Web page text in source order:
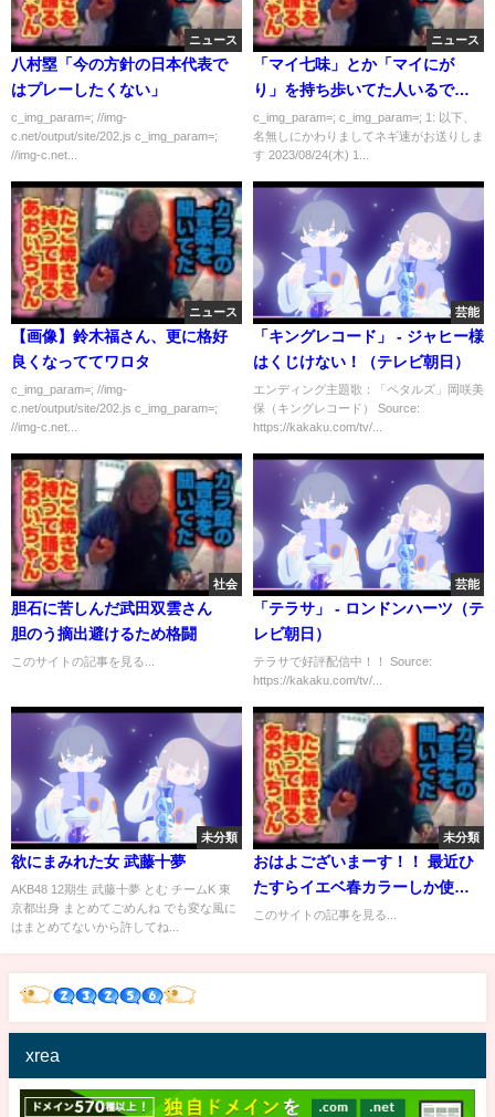
ニュース
八村塁「今の方針の日本代表で
はプレーしたくない」
c_img_param=; //img-
c.net/output/site/202.js c_img_param=;
//img-c.net...
ニュース
「マイ七味」とか「マイにが
り」を持ち歩いてた人いるでし
ょ
c_img_param=; c_img_param=; 1: 以下、
名無しにかわりましてネギ速がお送りしま
す 2023/08/24(木) 1...
ニュース
【画像】鈴木福さん、更に格好
良くなっててワロタ
c_img_param=; //img-
c.net/output/site/202.js c_img_param=;
//img-c.net...
芸能
「キングレコード」 - ジャヒー様
はくじけない！（テレビ朝日）
エンディング主題歌：「ペタルズ」岡咲美
保（キングレコード） Source:
https://kakaku.com/tv/...
社会
胆石に苦しんだ武田双雲さん
胆のう摘出避けるため格闘
このサイトの記事を見る...
芸能
「テラサ」 - ロンドンハーツ（テ
レビ朝日）
テラサで好評配信中！！ Source:
https://kakaku.com/tv/...
未分類
欲にまみれた女 武藤十夢
AKB48 12期生 武藤十夢 とむ チームK 東
京都出身 まとめてごめんね でも変な風に
はまとめてないから許してね...
未分類
おはよございまーす！！ 最近ひ
たすらイエベ春カラーしか使わ
な...
このサイトの記事を見る...
xrea